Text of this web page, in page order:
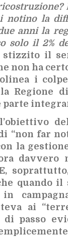
no­ti­no la
anni la
solo il 2%
stiz­zi­to il
non ha
i
Re­gio­ne
par­te
“non far
la
dav­ve­ro
quan­do
ai
di pas­so